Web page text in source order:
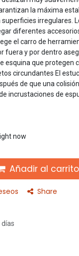
la máxima
irregulares.
diferentes
el carro de
fuera y por dentro
esquina que protegen
circundantes El
de que una
incrustaciones de
now
Añadir al carrito
Share